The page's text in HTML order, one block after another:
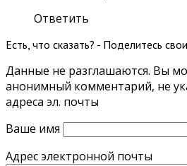
Ответить
Есть, что сказать? - Поделитесь
Данные не разглашаются. Вы
анонимный комментарий, не
адреса эл. почты
Ваше имя
Адрес электронной почты